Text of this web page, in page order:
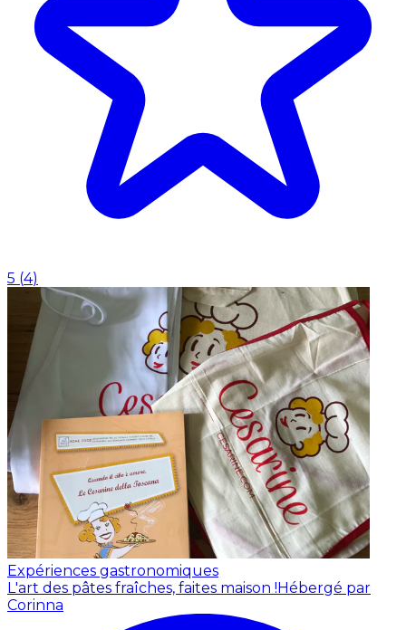
5 (4)
Expériences gastronomiques
L'art des pâtes fraîches, faites maison !Hébergé par
Corinna